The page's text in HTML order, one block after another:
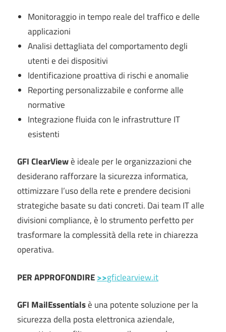
Monitoraggio in tempo reale del traffico e delle
applicazioni
Analisi dettagliata del comportamento degli
utenti e dei dispositivi
Identificazione proattiva di rischi e anomalie
Reporting personalizzabile e conforme alle
normative
Integrazione fluida con le infrastrutture IT
esistenti
GFI ClearViewè ideale per le organizzazioni che
desiderano rafforzare la sicurezza informatica,
ottimizzare l’uso della rete e prendere decisioni
strategiche basate su dati concreti. Dai team IT alle
divisioni compliance, è lo strumento perfetto per
trasformare la complessità della rete in chiarezza
operativa.
PER APPROFONDIRE>>gficlearview.it
GFI MailEssentialsè una potente soluzione per la
sicurezza della posta elettronica aziendale,